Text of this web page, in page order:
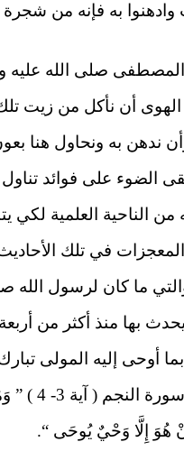
وادهنوا به فإنه من شجرة
المصطفى صلى الله عليه
أن نأكل من زيت
ندهن به ونحاول هنا
الضوء على فوائد
من الناحية العلمية لكي
في تلك الأحاديث
ما كان لرسول الله
بها منذ أكثر من
أوحى إليه المولى
الحق في
هُوَ إِلَّا وَحْيٌ يُوحَى “.